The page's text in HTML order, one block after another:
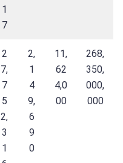
1
7
2
7,
7
5
2,
3
1
2,
1
4
9,
6
9
0
11,
62
4,0
00
268,
350,
000,
000